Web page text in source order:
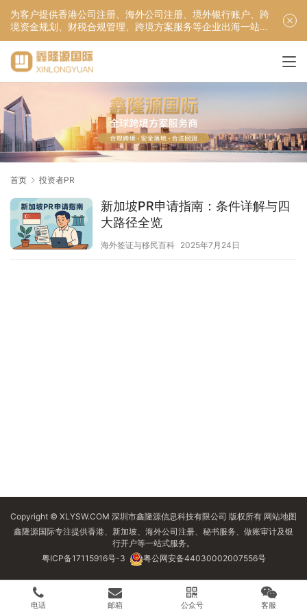
为客户提供香港公司注册、海外公司注册、境外银行账户、跨
境资金规划、财税合规管理、跨境方案服务等企业出海一站式
服务！
首页 投资者PR
新加坡PR申请指南：条件详解与四
大路径全览
海外签证与移民百科 2025年7月24日
Copyright © XLYSW.COM 深圳市鑫隆源信息科技有限公司 版权所有 网站地图
鑫隆源国际专注提供香港、新加坡、海外公司注册、秘书服务、做账审计及银
行开户等一站式服务。
粤ICP备17115916号-3
粤公网安备44030002007556号
电话 邮箱 公众号 客服